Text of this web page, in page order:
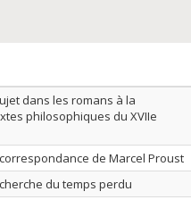
croissant
dans les romans à la
philosophiques du XVIIe
de Marcel Proust
du temps perdu